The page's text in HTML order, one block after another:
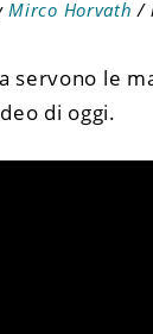
Mirco Horvath
servono le
di oggi.